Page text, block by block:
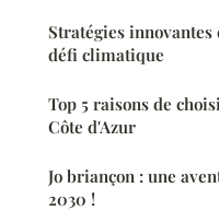
Stratégies
défi climatique
Top 5 raisons de
Côte d'Azur
Jo briançon : une
2030 !